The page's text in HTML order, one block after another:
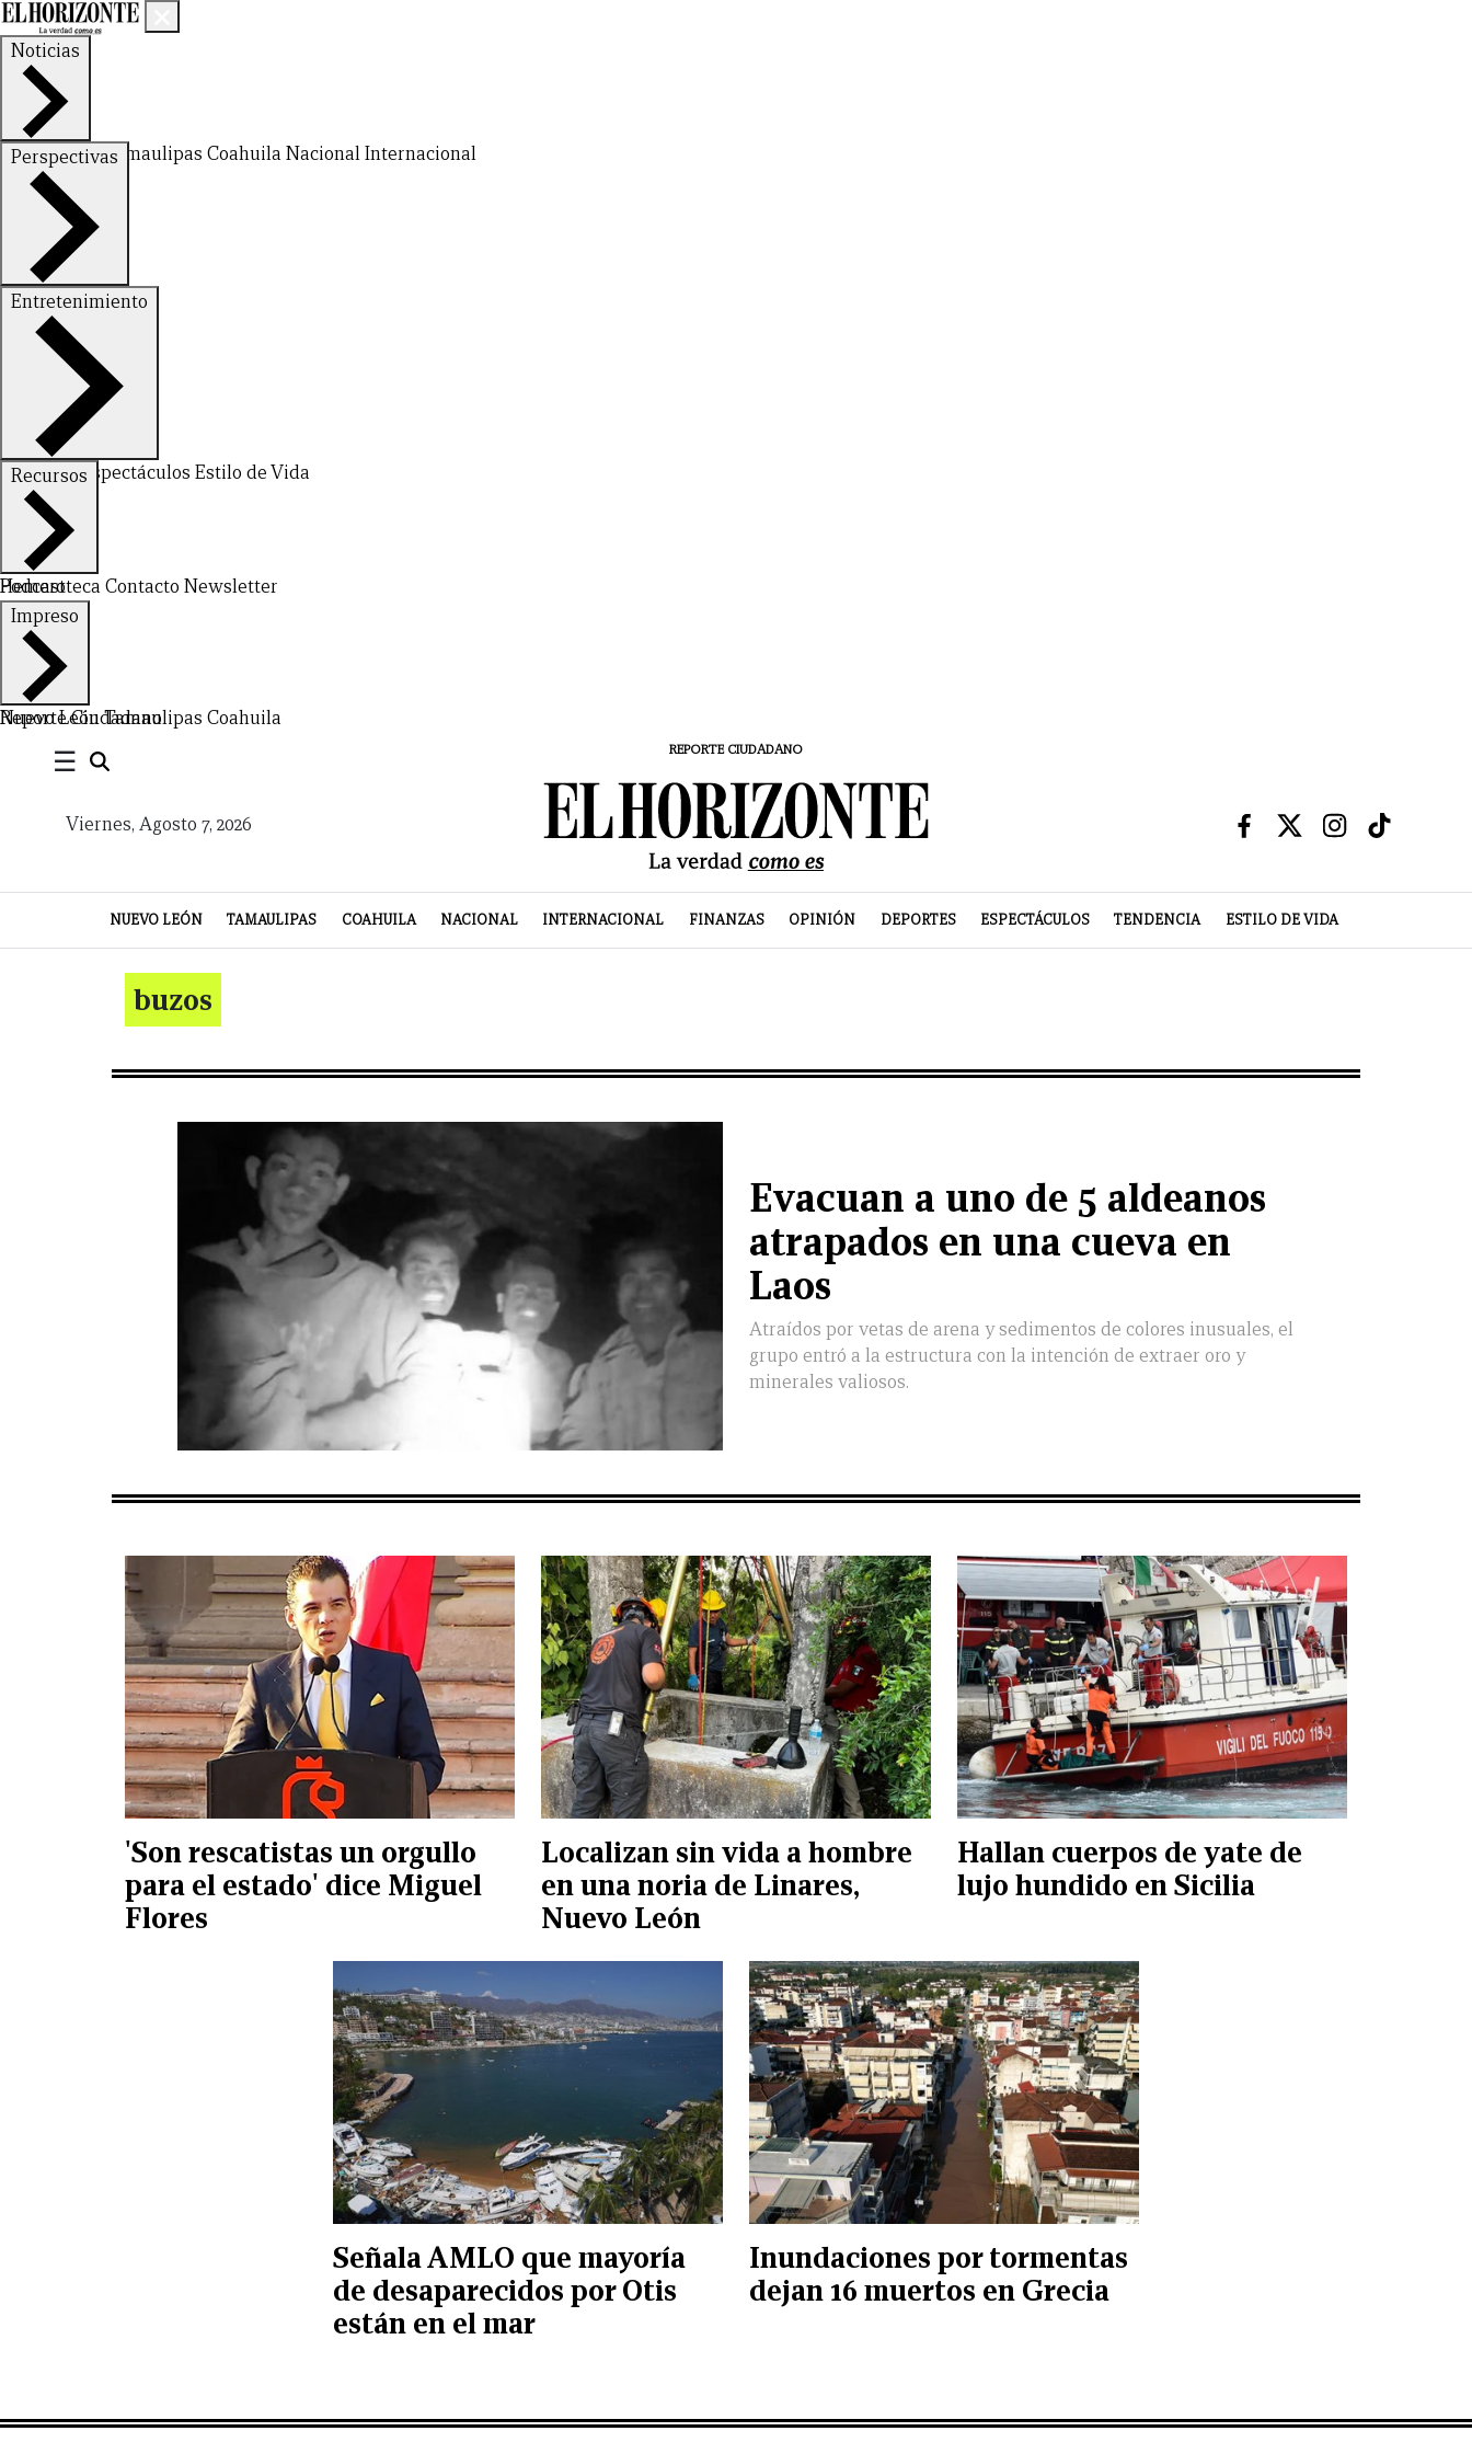
Noticias
Nuevo LeónTamaulipas Coahuila NacionalInternacional
Perspectivas
FinanzasOpinión
Entretenimiento
DeportesEspectáculos Estilo de Vida
Recursos
Hemeroteca Contacto Newsletter
Podcast
Impreso
Nuevo LeónTamaulipas Coahuila
Reporte Ciudadano
☰ REPORTE CIUDADANO
Viernes, Agosto 7, 2026
NUEVO LEÓN TAMAULIPAS COAHUILA NACIONAL INTERNACIONAL FINANZAS OPINIÓN DEPORTES ESPECTÁCULOS TENDENCIA ESTILO DE VIDA
CERRAR
X
NUEVO
LEÓN
TAMAULIPAS
COAHUILA
NACIONAL
INTERNACIONAL
FINANZAS
OPINIÓN
DEPORTES
ESPECTÁCULOS
TENDENCIA
ESTILO
DE
VIDA
PODCAST
CONTACTO
NEWSLETTER
HEMEROTECA
SUPLEMENTOS
buzos
Evacuan a uno de 5 aldeanos
atrapados en una cueva en
Laos
Atraídos por vetas de arena y sedimentos de colores inusuales, el
grupo entró a la estructura con la intención de extraer oro y
minerales valiosos.
'Son rescatistas un orgullo
para el estado' dice Miguel
Flores
Localizan sin vida a hombre
en una noria de Linares,
Nuevo León
Hallan cuerpos de yate de
lujo hundido en Sicilia
Señala AMLO que mayoría
de desaparecidos por Otis
están en el mar
Inundaciones por tormentas
dejan 16 muertos en Grecia